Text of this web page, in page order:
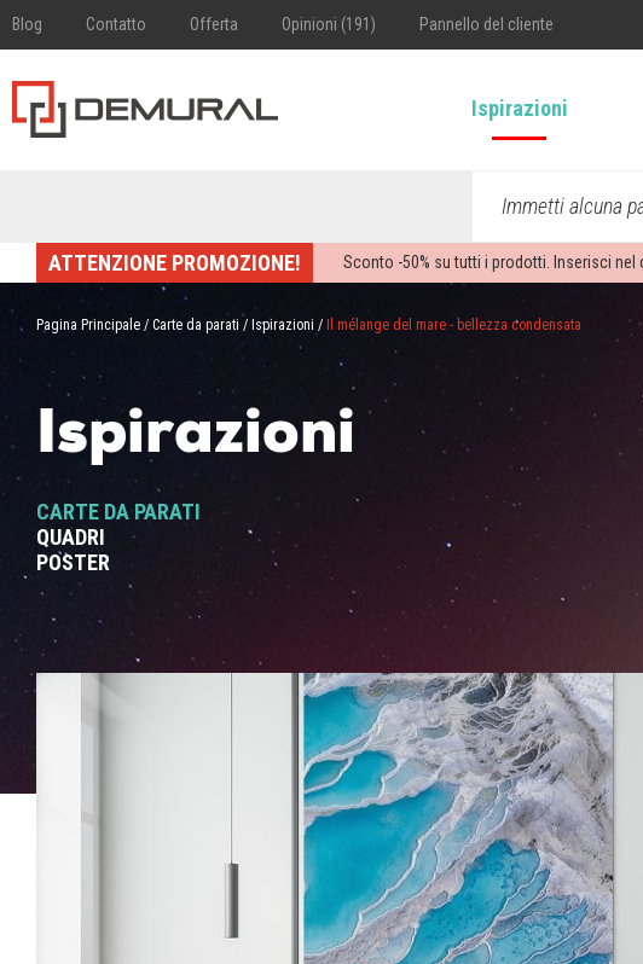
Blog Contatto Offerta Opinioni (191) Pannello del cliente
Ispirazioni
Immetti alcuna
ATTENZIONE PROMOZIONE! Sconto -50% su tutti i prodotti. Inserisci nel
Pagina Principale / Carte da parati / Ispirazioni / Il mélange del mare - bellezza condensata
Ispirazioni
CARTE DA PARATI
QUADRI
POSTER